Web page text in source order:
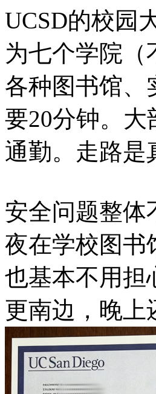
UCSD的校园
为七个学院（
各种图书馆、
要20分钟。
通勤。走路是
安全问题整体
夜在学校图书
也基本不用担
更南边，晚上